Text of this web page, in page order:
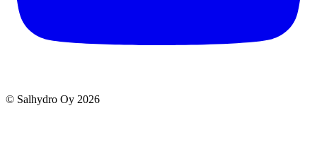
© Salhydro Oy 2026